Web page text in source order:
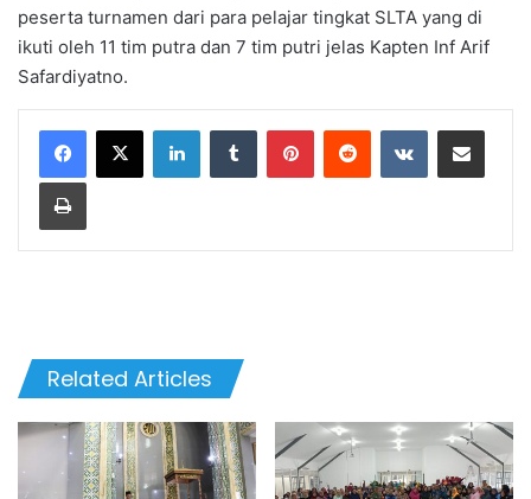
peserta turnamen dari para pelajar tingkat SLTA yang di
ikuti oleh 11 tim putra dan 7 tim putri jelas Kapten Inf Arif
Safardiyatno.
Related Articles